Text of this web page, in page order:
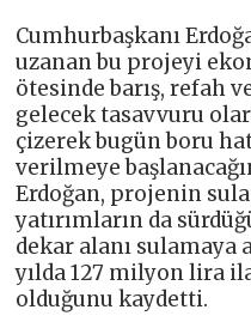
Cumhurbaşkanı
uzanan bu projeyi
ötesinde barış, refah
gelecek tasavvuru
çizerek bugün boru
verilmeye
Erdoğan, projenin
yatırımların da
dekar alanı sulamaya
yılda 127 milyon lira
olduğunu kaydetti.